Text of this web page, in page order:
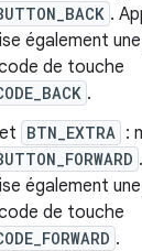
.
également
de touche
.
et BTN_EXTRA :
également
de touche
.